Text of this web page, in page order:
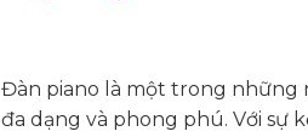
Đàn piano là một trong những
đa dạng và phong phú. Với sự